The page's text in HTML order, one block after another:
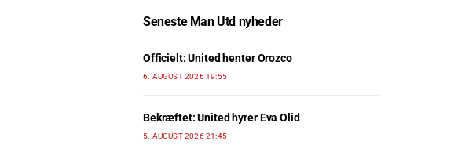
Seneste Man Utd nyheder
Officielt: United henter Orozco
6. AUGUST 2026 19:55
Bekræftet: United hyrer Eva Olid
5. AUGUST 2026 21:45